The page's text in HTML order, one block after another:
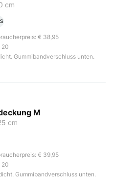
cm
€ 38,95
20
Gummibandverschluss unten.
M
cm
€ 39,95
20
Gummibandverschluss unten.